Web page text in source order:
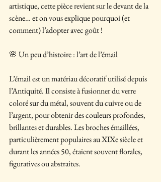
artistique, cette pièce revient sur le devant de la
scène… et on vous explique pourquoi (et
comment) l’adopter avec goût !
🌸 Un peu d’histoire : l’art de l’émail
L’émail est un matériau décoratif utilisé depuis
l’Antiquité. Il consiste à fusionner du verre
coloré sur du métal, souvent du cuivre ou de
l’argent, pour obtenir des couleurs profondes,
brillantes et durables. Les broches émaillées,
particulièrement populaires au XIXe siècle et
durant les années 50, étaient souvent florales,
figuratives ou abstraites.